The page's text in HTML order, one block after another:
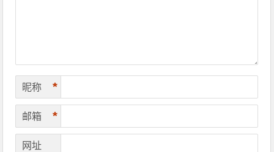
昵称 *
邮箱 *
网址